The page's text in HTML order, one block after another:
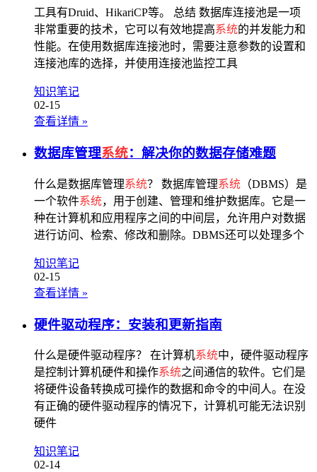
工具有Druid、HikariCP等。 总结 数据库连接池是一项
非常重要的技术，它可以有效地提高系统的并发能力和
性能。在使用数据库连接池时，需要注意参数的设置和
连接池库的选择，并使用连接池监控工具
知识笔记
02-15
查看详情 »
数据库管理系统：解决你的数据存储难题
什么是数据库管理系统？ 数据库管理系统 （DBMS）是
一个软件系统，用于创建、管理和维护数据库。它是一
种在计算机和应用程序之间的中间层，允许用户对数据
进行访问、检索、修改和删除。DBMS还可以处理多个
知识笔记
02-15
查看详情 »
硬件驱动程序：安装和更新指南
什么是硬件驱动程序？ 在计算机系统中，硬件驱动程序
是控制计算机硬件和操作系统之间通信的软件。它们是
将硬件设备转换成可操作的数据和命令的中间人。在没
有正确的硬件驱动程序的情况下，计算机可能无法识别
硬件
知识笔记
02-14